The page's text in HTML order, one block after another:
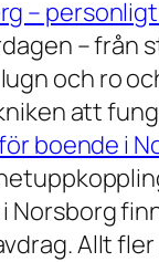
–
–
och ro
att
boende i
Norsborg
Allt